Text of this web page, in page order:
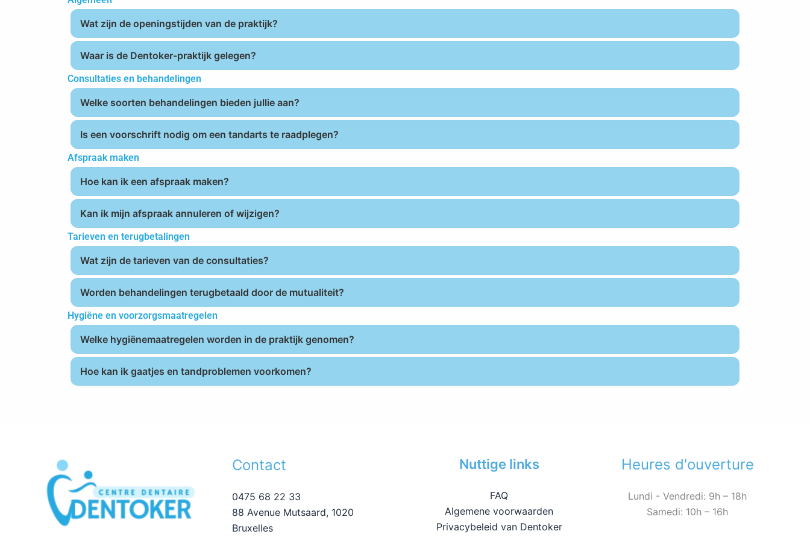
Wat zijn de openingstijden van de praktijk?
Waar is de Dentoker-praktijk gelegen?
Consultaties en behandelingen
Welke soorten behandelingen bieden jullie aan?
Is een voorschrift nodig om een tandarts te raadplegen?
Afspraak maken
Hoe kan ik een afspraak maken?
Kan ik mijn afspraak annuleren of wijzigen?
Tarieven en terugbetalingen
Wat zijn de tarieven van de consultaties?
Worden behandelingen terugbetaald door de mutualiteit?
Hygiëne en voorzorgsmaatregelen
Welke hygiënemaatregelen worden in de praktijk genomen?
Hoe kan ik gaatjes en tandproblemen voorkomen?
Contact
0475 68 22 33
88 Avenue Mutsaard, 1020
Bruxelles
Nuttige links
FAQ
Algemene voorwaarden
Privacybeleid van Dentoker
Heures d'ouverture
Lundi - Vendredi: 9h – 18h
Samedi: 10h – 16h